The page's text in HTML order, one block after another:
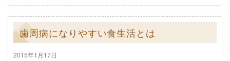
歯周病になりやすい食生活とは
2015年1月17日